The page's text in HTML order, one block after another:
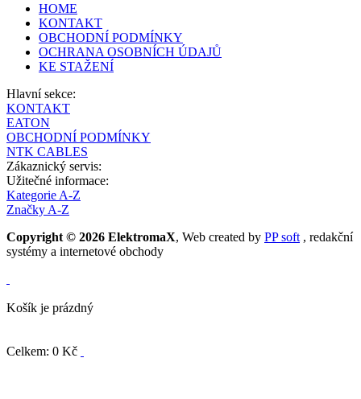
HOME
KONTAKT
OBCHODNÍ PODMÍNKY
OCHRANA OSOBNÍCH ÚDAJŮ
KE STAŽENÍ
Hlavní sekce:
KONTAKT
EATON
OBCHODNÍ PODMÍNKY
NTK CABLES
Zákaznický servis:
Užitečné informace:
Kategorie A-Z
Značky A-Z
Copyright © 2026 ElektromaX, Web created by PP soft , redakční
systémy a internetové obchody
Košík je prázdný
Celkem: 0 Kč